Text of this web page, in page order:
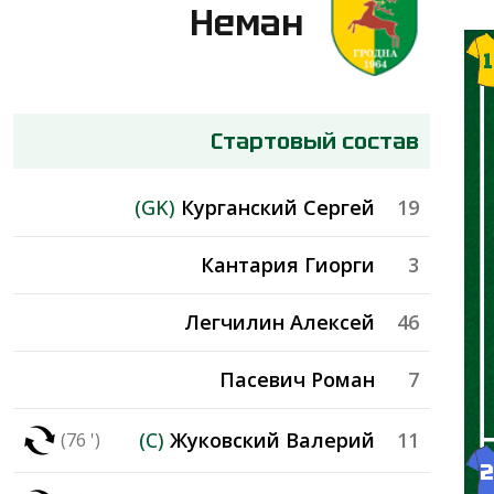
Неман
Стартовый состав
(GK) Курганский Сергей 19
Кантария Гиорги 3
Легчилин Алексей 46
Пасевич Роман 7
(76 ') (C) Жуковский Валерий 11